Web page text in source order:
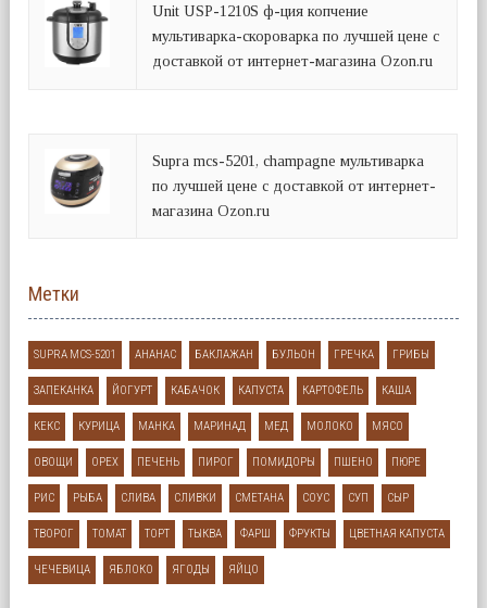
Unit USP-1210S ф-ция копчение
мультиварка-скороварка по лучшей цене с
доставкой от интернет-магазина Ozon.ru
Supra mcs-5201, champagne мультиварка
по лучшей цене с доставкой от интернет-
магазина Ozon.ru
Метки
SUPRA MCS-5201 АНАНАС БАКЛАЖАН БУЛЬОН ГРЕЧКА ГРИБЫ
ЗАПЕКАНКА ЙОГУРТ КАБАЧОК КАПУСТА КАРТОФЕЛЬ КАША
КЕКС КУРИЦА МАНКА МАРИНАД МЕД МОЛОКО МЯСО
ОВОЩИ ОРЕХ ПЕЧЕНЬ ПИРОГ ПОМИДОРЫ ПШЕНО ПЮРЕ
РИС РЫБА СЛИВА СЛИВКИ СМЕТАНА СОУС СУП СЫР
ТВОРОГ ТОМАТ ТОРТ ТЫКВА ФАРШ ФРУКТЫ ЦВЕТНАЯ КАПУСТА
ЧЕЧЕВИЦА ЯБЛОКО ЯГОДЫ ЯЙЦО